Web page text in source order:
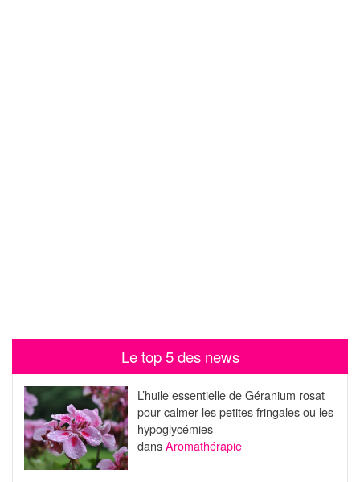
Le top 5 des news
L’huile essentielle de Géranium rosat
pour calmer les petites fringales ou les
hypoglycémies
dansAromathérapie